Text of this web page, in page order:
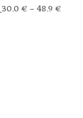
30.0€–48.9€